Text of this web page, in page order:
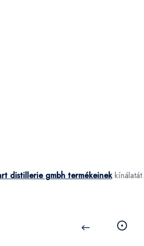
distillerie gmbh termékeinekkínálatát.